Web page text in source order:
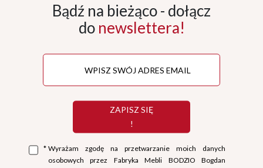
Bądź na bieżąco - dołącz
do newslettera!
ZAPISZ SIĘ
!
* Wyrażam zgodę na przetwarzanie moich danych
osobowych przez Fabryka Mebli BODZIO Bogdan